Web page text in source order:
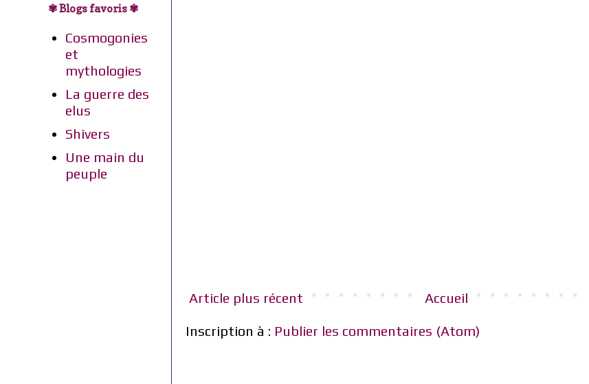
Article plus récent Accueil
Inscription à : Publier les commentaires (Atom)
✾ Blogs favoris ✾
Cosmogonies
et
mythologies
La guerre des
elus
Shivers
Une main du
peuple